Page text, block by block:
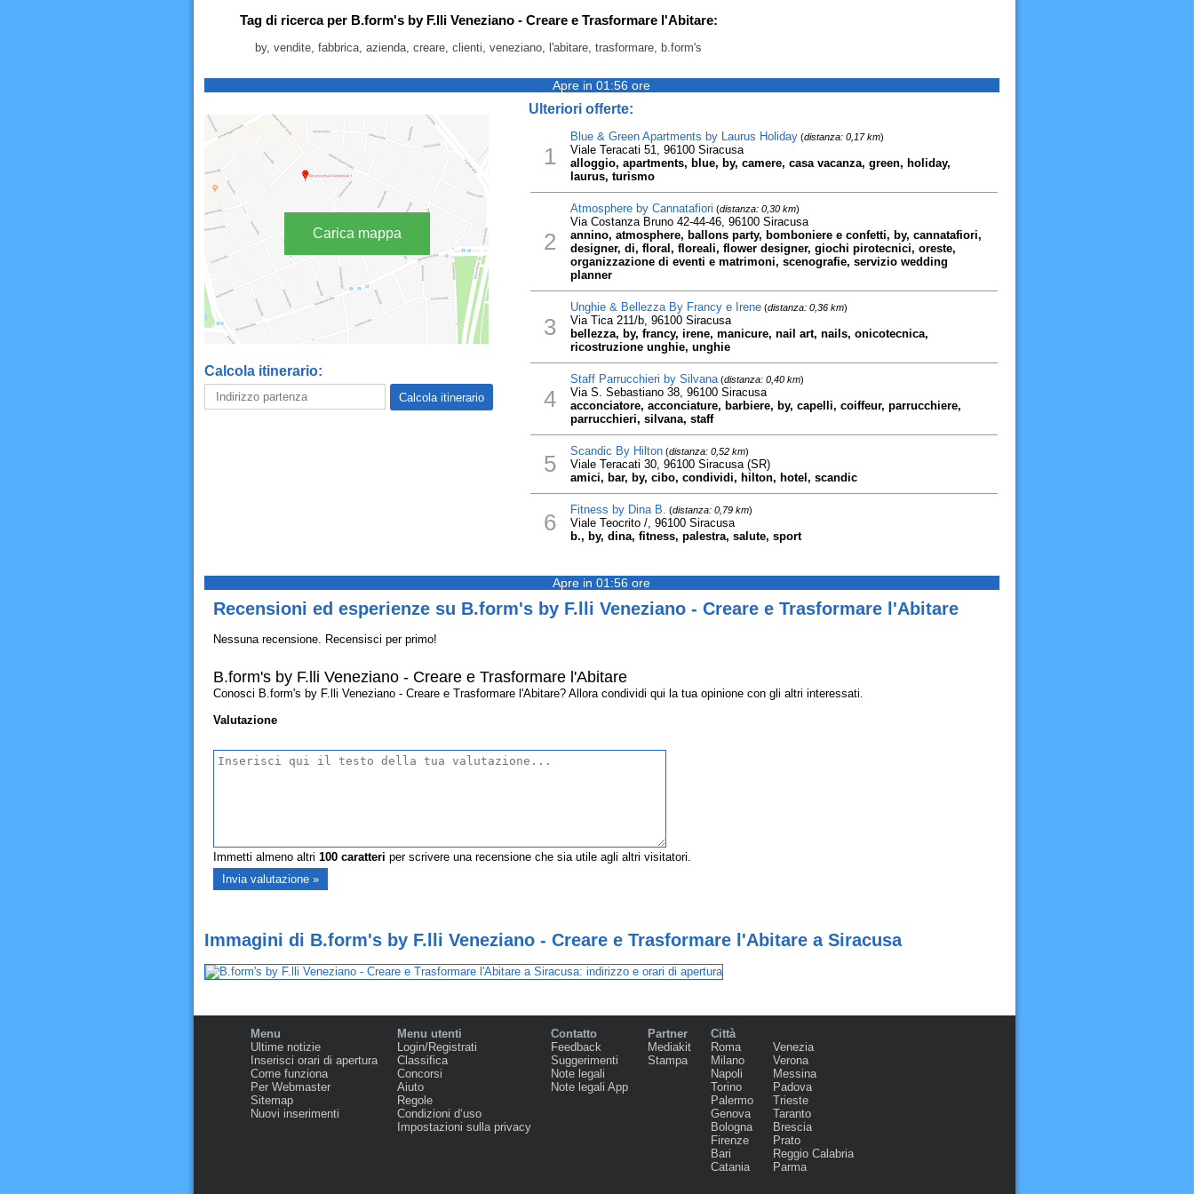
Tag di ricerca per B.form's by F.lli Veneziano - Creare e Trasformare l'Abitare:
by, vendite, fabbrica, azienda, creare, clienti, veneziano, l'abitare, trasformare, b.form's
Apre in 01:56 ore
Carica mappa
Calcola itinerario:
Ulteriori offerte:
1
Blue & Green Apartments by Laurus Holiday(distanza: 0,17 km)
Viale Teracati 51, 96100 Siracusa
alloggio, apartments, blue, by, camere, casa vacanza, green, holiday,
laurus, turismo
2
Atmosphere by Cannatafiori (distanza: 0,30 km)
Via Costanza Bruno 42-44-46, 96100 Siracusa
annino, atmosphere, ballons party, bomboniere e confetti, by, cannatafiori,
designer, di, floral, floreali, flower designer, giochi pirotecnici, oreste,
organizzazione di eventi e matrimoni, scenografie, servizio wedding
planner
3
Unghie & Bellezza By Francy e Irene(distanza: 0,36 km)
Via Tica 211/b, 96100 Siracusa
bellezza, by, francy, irene, manicure, nail art, nails, onicotecnica,
ricostruzione unghie, unghie
4
Staff Parrucchieri by Silvana(distanza: 0,40 km)
Via S. Sebastiano 38, 96100 Siracusa
acconciatore, acconciature, barbiere, by, capelli, coiffeur, parrucchiere,
parrucchieri, silvana, staff
5 Scandic By Hilton(distanza: 0,52 km)
Viale Teracati 30, 96100 Siracusa (SR)
amici, bar, by, cibo, condividi, hilton, hotel, scandic
6 Fitness by Dina B. (distanza: 0,79 km)
Viale Teocrito /, 96100 Siracusa
b., by, dina, fitness, palestra, salute, sport
Apre in 01:56 ore
Recensioni ed esperienze su B.form's by F.lli Veneziano - Creare e Trasformare l'Abitare
Nessuna recensione. Recensisci per primo!
B.form's by F.lli Veneziano - Creare e Trasformare l'Abitare
Conosci B.form's by F.lli Veneziano - Creare e Trasformare l'Abitare? Allora condividi qui la tua opinione con gli altri interessati.
Valutazione
Immetti almeno altri 100caratteri per scrivere una recensione che sia utile agli altri visitatori.
Immagini di B.form's by F.lli Veneziano - Creare e Trasformare l'Abitare a Siracusa
Menu
Ultime notizie
Inserisci orari di apertura
Come funziona
Per Webmaster
Sitemap
Nuovi inserimenti
Menu utenti
Login/Registrati
Classifica
Concorsi
Aiuto
Regole
Condizioni d‘uso
Impostazioni sulla privacy
Contatto
Feedback
Suggerimenti
Note legali
Note legali App
Partner
Mediakit
Stampa
Città
Roma
Milano
Napoli
Torino
Palermo
Genova
Bologna
Firenze
Bari
Catania
Venezia
Verona
Messina
Padova
Trieste
Taranto
Brescia
Prato
Reggio Calabria
Parma